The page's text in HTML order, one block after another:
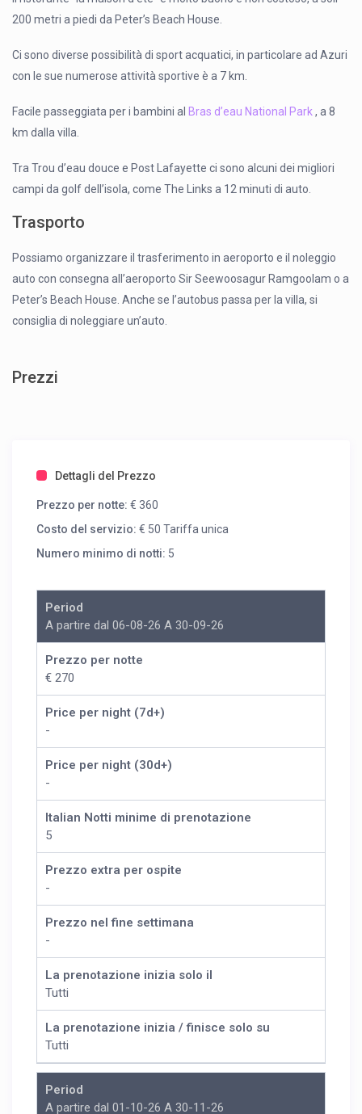
200 metri a piedi da Peter’s Beach House.
Ci sono diverse possibilità di sport acquatici, in particolare ad Azuri
con le sue numerose attività sportive è a 7 km.
Facile passeggiata per i bambini al Bras d’eau National Park , a 8
km dalla villa.
Tra Trou d’eau douce e Post Lafayette ci sono alcuni dei migliori
campi da golf dell’isola, come The Links a 12 minuti di auto.
Trasporto
Possiamo organizzare il trasferimento in aeroporto e il noleggio
auto con consegna all’aeroporto Sir Seewoosagur Ramgoolam o a
Peter’s Beach House. Anche se l’autobus passa per la villa, si
consiglia di noleggiare un’auto.
Prezzi
Dettagli del Prezzo
Prezzo per notte: € 360
Costo del servizio: € 50 Tariffa unica
Numero minimo di notti: 5
Period
A partire dal 06-08-26 A 30-09-26
Prezzo per notte
€ 270
Price per night (7d+)
-
Price per night (30d+)
-
Italian Notti minime di prenotazione
5
Prezzo extra per ospite
-
Prezzo nel fine settimana
-
La prenotazione inizia solo il
Tutti
La prenotazione inizia / finisce solo su
Tutti
Period
A partire dal 01-10-26 A 30-11-26